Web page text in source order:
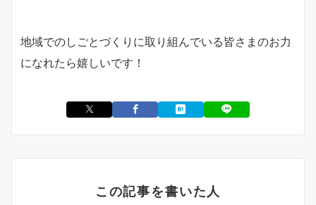
地域でのしごとづくりに取り組んでいる皆さまのお力
になれたら嬉しいです！
この記事を書いた人